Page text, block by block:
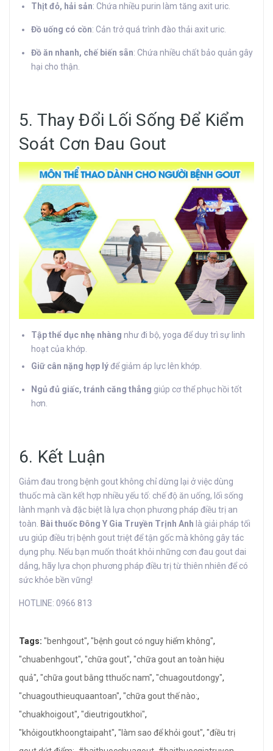
Thịt đỏ, hải sản: Chứa nhiều purin làm tăng axit uric.
Đồ uống có cồn: Cản trở quá trình đào thải axit uric.
Đồ ăn nhanh, chế biến sẵn: Chứa nhiều chất bảo quản gây
hại cho thận.
5. Thay Đổi Lối Sống Để Kiểm
Soát Cơn Đau Gout
Tập thể dục nhẹ nhàng như đi bộ, yoga để duy trì sự linh
hoạt của khớp.
Giữ cân nặng hợp lýđể giảm áp lực lên khớp.
Ngủ đủ giấc, tránh căng thẳng giúp cơ thể phục hồi tốt
hơn.
6. Kết Luận
Giảm đau trong bệnh gout không chỉ dừng lại ở việc dùng
thuốc mà cần kết hợp nhiều yếu tố: chế độ ăn uống, lối sống
lành mạnh và đặc biệt là lựa chọn phương pháp điều trị an
toàn. Bài thuốc Đông Y Gia Truyền Trịnh Anh là giải pháp tối
ưu giúp điều trị bệnh gout triệt để tận gốc mà không gây tác
dụng phụ. Nếu bạn muốn thoát khỏi những cơn đau gout dai
dẳng, hãy lựa chọn phương pháp điều trị từ thiên nhiên để có
sức khỏe bền vững!
HOTLINE: 0966 813
Tags: "benhgout", "bệnh gout có nguy hiểm không",
"chuabenhgout", "chữa gout", "chữa gout an toàn hiệu
quả", "chữa gout bằng tthuốc nam", "chuagoutdongy",
"chuagouthieuquaantoan", "chữa gout thế nào:,
"chuakhoigout", "dieutrigoutkhoi",
"khỏigoutkhoongtaipaht", "làm sao để khỏi gout", "điều trị